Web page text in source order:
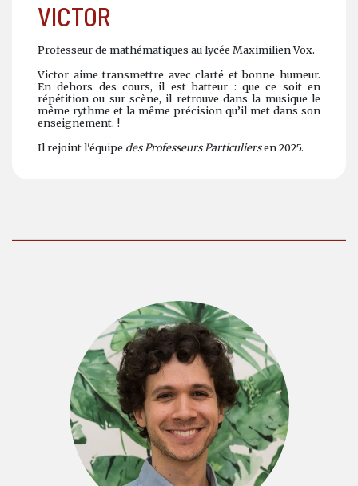
VICTOR
Professeur de mathématiques au lycée Maximilien Vox.
Victor aime transmettre avec clarté et bonne humeur.
En dehors des cours, il est batteur : que ce soit en
répétition ou sur scène, il retrouve dans la musique le
même rythme et la même précision qu’il met dans son
enseignement. !
Il rejoint l'équipe des Professeurs Particuliersen 2025.